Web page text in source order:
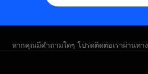
หากคุณมีคำถามใดๆ โปรดติดต่อเราผ่านทาง